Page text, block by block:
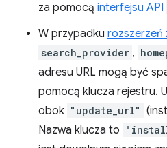
za pomocą interfejsu API
W przypadku rozszerzeń
search_provider ,
adresu URL mogą być
pomocą klucza rejestru.
obok "update_url"
Nazwa klucza to